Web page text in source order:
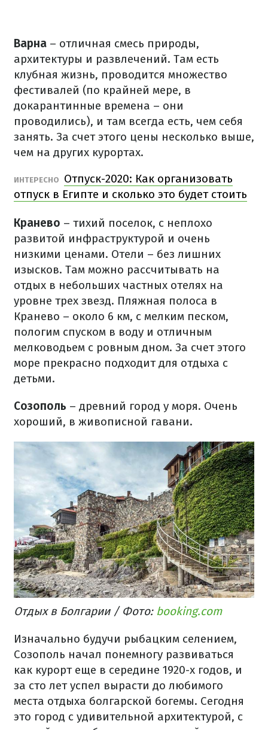
Варна – отличная смесь природы,
архитектуры и развлечений. Там есть
клубная жизнь, проводится множество
фестивалей (по крайней мере, в
докарантинные времена – они
проводились), и там всегда есть, чем себя
занять. За счет этого цены несколько выше,
чем на других курортах.
ИНТЕРЕСНО
Отпуск-2020: Как организовать
отпуск в Египте и сколько это будет стоить
Кранево – тихий поселок, с неплохо
развитой инфраструктурой и очень
низкими ценами. Отели – без лишних
изысков. Там можно рассчитывать на
отдых в небольших частных отелях на
уровне трех звезд. Пляжная полоса в
Кранево – около 6 км, с мелким песком,
пологим спуском в воду и отличным
мелководьем с ровным дном. За счет этого
море прекрасно подходит для отдыха с
детьми.
Созополь – древний город у моря. Очень
хороший, в живописной гавани.
Отдых в Болгарии / Фото: booking.com
Изначально будучи рыбацким селением,
Созополь начал понемногу развиваться
как курорт еще в середине 1920-х годов, и
за сто лет успел вырасти до любимого
места отдыха болгарской богемы. Сегодня
это город с удивительной архитектурой, с